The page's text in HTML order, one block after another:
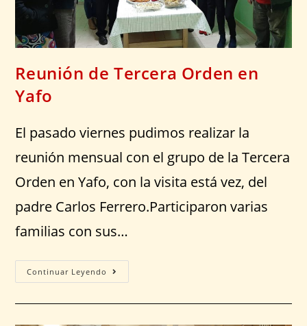
Reunión de Tercera Orden en
Yafo
El pasado viernes pudimos realizar la
reunión mensual con el grupo de la Tercera
Orden en Yafo, con la visita está vez, del
padre Carlos Ferrero.Participaron varias
familias con sus…
Continuar Leyendo